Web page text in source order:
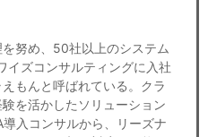
努め、50社以上のシステム
イズコンサルティングに入社
もんと呼ばれている。クラ
を活かしたソリューション
入コンサルから、リーズナ